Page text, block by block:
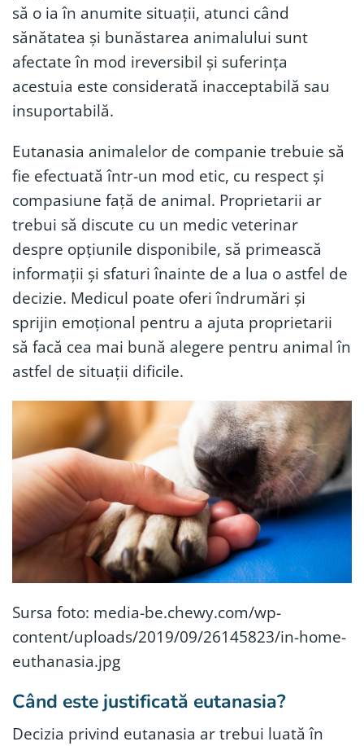
să o ia în anumite situații, atunci când
sănătatea și bunăstarea animalului sunt
afectate în mod ireversibil și suferința
acestuia este considerată inacceptabilă sau
insuportabilă.
Eutanasia animalelor de companie trebuie să
fie efectuată într-un mod etic, cu respect și
compasiune față de animal. Proprietarii ar
trebui să discute cu un medic veterinar
despre opțiunile disponibile, să primească
informații și sfaturi înainte de a lua o astfel de
decizie. Medicul poate oferi îndrumări și
sprijin emoțional pentru a ajuta proprietarii
să facă cea mai bună alegere pentru animal în
astfel de situații dificile.
Sursa foto: media-be.chewy.com/wp-
content/uploads/2019/09/26145823/in-home-
euthanasia.jpg
Când este justificată eutanasia?
Decizia privind eutanasia ar trebui luată în